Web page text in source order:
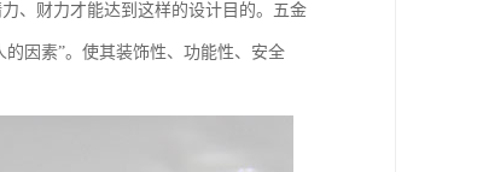
、财力才能达到这样的设计目的。五金
因素”。使其装饰性、功能性、安全